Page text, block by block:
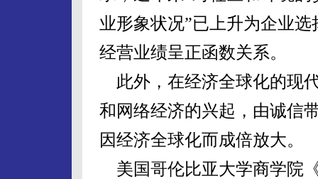
业形象状况”已上升为企业
经营业绩呈正函数关系。
此外，在经济全球化的现
和网络经济的兴起，由诚信
因经济全球化而成倍放大。
美国哥伦比亚大学商学院